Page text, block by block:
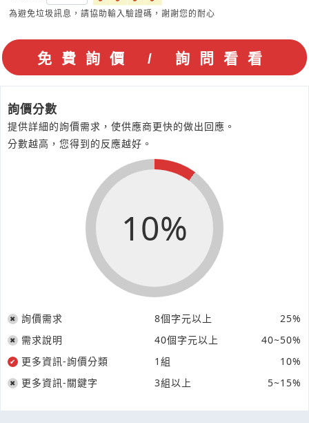
為避免垃圾訊息，請協助輸入驗證碼，謝謝您的耐心
詢價分數
提供詳細的詢價需求，使供應商更快的做出回應。
分數越高，您得到的反應越好。
10%
詢價需求 8個字元以上
25%
需求說明
40個字元以上
40~50%
更多資訊-詢價分類
1組
10%
更多資訊-關鍵字
3組以上 5~15%